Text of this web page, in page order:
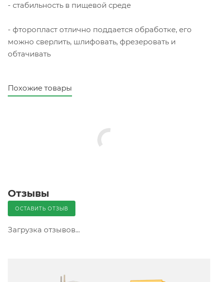
- стабильность в пищевой среде
- фторопласт отлично поддается обработке, его
можно сверлить, шлифовать, фрезеровать и
обтачивать
Похожие товары
Отзывы
ОСТАВИТЬ ОТЗЫВ
Загрузка отзывов...